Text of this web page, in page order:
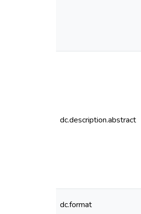
dc.description.abstract
dc.format